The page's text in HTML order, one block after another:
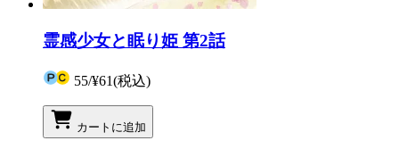
霊感少女と眠り姫 第2話
55/¥61(税込)
カートに追加